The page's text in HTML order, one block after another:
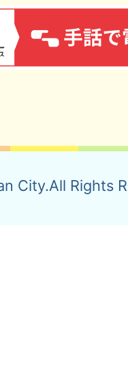
City.All Rights